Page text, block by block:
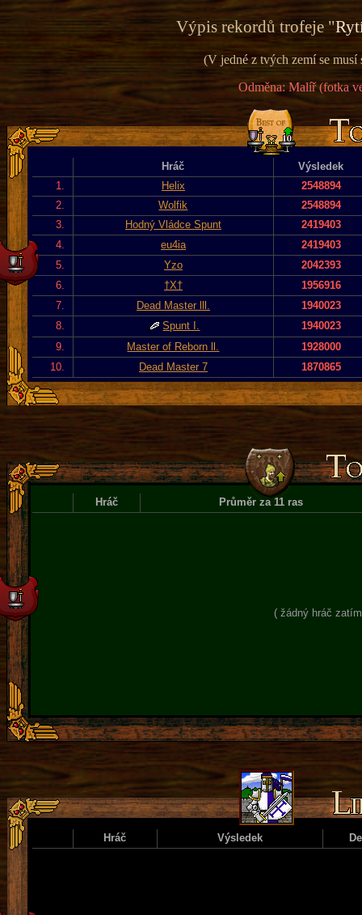
Výpis rekordů trofeje "
(V jedné z tvých zemí se
Odměna: Malíř (fotka
Hráč
Výsledek
1.
Helix
2548894
2.
Wolfik
2548894
3.
Hodný Vládce Spunt
2419403
4.
eu4ia
2419403
5.
Yzo
2042393
6.
†X†
1956916
7.
Dead Master lll.
1940023
8.
Spunt I.
1940023
9.
Master of Reborn ll.
1928000
10.
Dead Master 7 1870865
Hráč Průměr za 11 ras
( žádný hráč
Hráč Výsledek